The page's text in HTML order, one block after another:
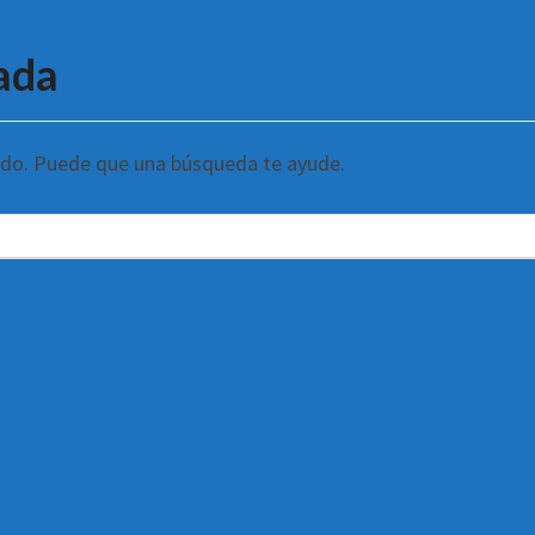
Puede que una búsqueda te ayude.